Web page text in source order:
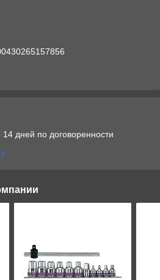
14 дней по договоренности